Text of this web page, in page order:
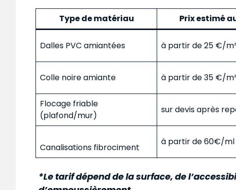
Type de matériau Prix estimé
Dalles PVC amiantées à partir de 25 €/m²
Colle noire amiante à partir de 35 €/m²
Flocage friable
(plafond/mur)
sur devis après
Canalisations fibrociment
à partir de 60€/ml
*Le tarif dépend de la surface, de